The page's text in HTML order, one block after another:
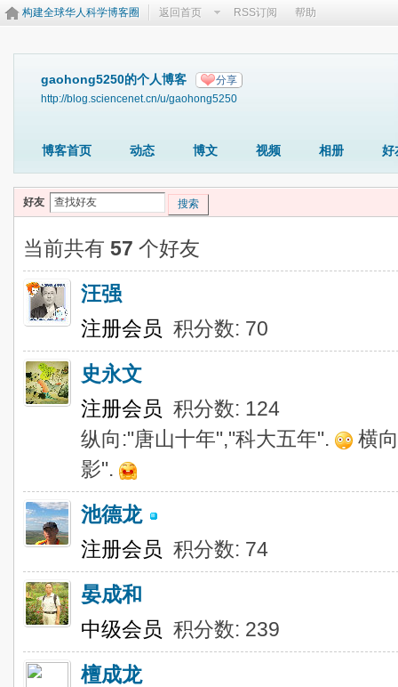
构建全球华人科学博客圈 返回首页 RSS订阅 帮助
gaohong5250的个人博客 分享
http://blog.sciencenet.cn/u/gaohong5250
博客首页 动态 博文 视频 相册 好
好友 搜索
当前共有 57 个好友
汪强
注册会员 积分数: 70
史永文
注册会员 积分数: 124
纵向:"唐山十年","科大五年".
横
影".
池德龙
注册会员 积分数: 74
晏成和
中级会员 积分数: 239
檀成龙